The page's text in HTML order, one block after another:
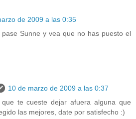
de 2009 a las 0:35
Sunne y vea que no has puesto el
10 de marzo de 2009 a las 0:37
te cueste dejar afuera alguna que
las mejores, date por satisfecho :)